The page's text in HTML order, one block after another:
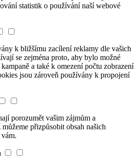
statistik o používání naší webové
k bližšímu zacílení reklamy dle vašich
se zejména proto, aby bylo možné
a také k omezení počtu zobrazení
jsou zároveň používány k propojení
porozumět vašim zájmům a
přizpůsobit obsah našich